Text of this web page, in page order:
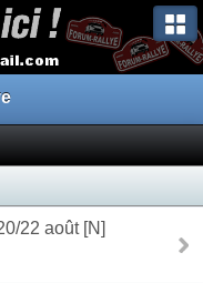
22 août [N]